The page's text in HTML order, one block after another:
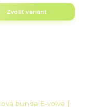
Zvoliť variant